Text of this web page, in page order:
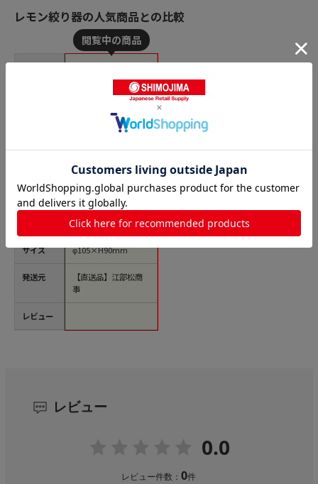
レモン絞り器の人気商品との比較
価格(税
サイズ
発送元
レビュー
レモン絞り ペア
レモン 1個（ご注文単
位1個）【直送品】
￥1,980
φ105×H90mm
【直送品】江部松商
事
レビュー
0.0
レビュー件数：0件